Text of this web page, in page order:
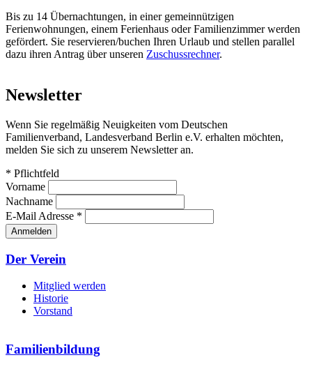
Bis zu 14 Übernachtungen, in einer gemeinnützigen
Ferienwohnungen, einem Ferienhaus oder Familienzimmer werden
gefördert. Sie reservieren/buchen Ihren Urlaub und stellen parallel
dazu ihren Antrag über unseren Zuschussrechner.
Newsletter
Wenn Sie regelmäßig Neuigkeiten vom Deutschen
Familienverband, Landesverband Berlin e.V. erhalten möchten,
melden Sie sich zu unserem Newsletter an.
* Pflichtfeld
Vorname
Nachname
E-Mail Adresse *
Der Verein
Mitglied werden
Historie
Vorstand
Familienbildung